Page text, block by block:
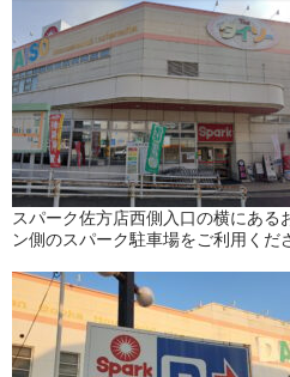
スパーク佐方店西側入口の横にある
ン側のスパーク駐車場をご利用くだ